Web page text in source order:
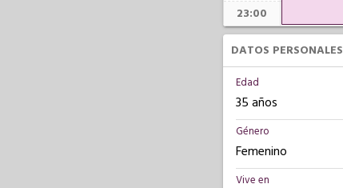
23:00
DATOS PERSONALES
Edad
35 años
Género
Femenino
Vive en